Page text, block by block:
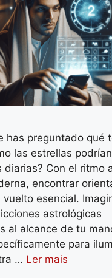
has preguntado qué
las estrellas
diarias? Con el ritmo
encontrar
esencial.
astrológicas
al alcance de tu
para
… Ler mais